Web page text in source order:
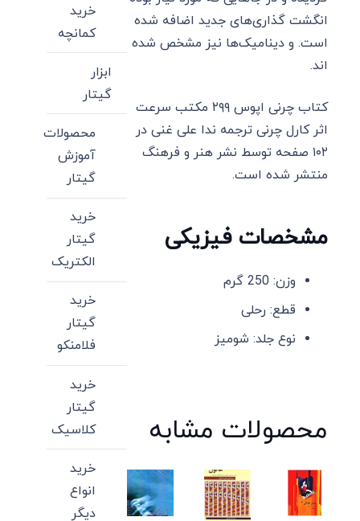
انگشت گذاری‌های جدید اضافه شده
است. و دینامیک‌ها نیز مشخص شده
اند.
کتاب چرنی اپوس ۲۹۹ مکتب سرعت
اثر کارل چرنی ترجمه ندا علی غنی در
۱۰۲ صفحه توسط نشر هنر و فرهنگ
منتشر شده است.
مشخصات فیزیکی
وزن: 250 گرم
قطع: رحلی
نوع جلد: شومیز
محصولات مشابه
خرید
کمانچه
ابزار
گیتار
محصولات
آموزش
گیتار
خرید
گیتار
الکتریک
خرید
گیتار
فلامنکو
خرید
گیتار
کلاسیک
خرید
انواع
دیگر